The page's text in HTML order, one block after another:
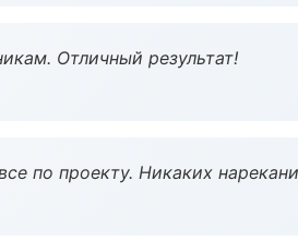
Отличный результат!
по проекту. Никаких